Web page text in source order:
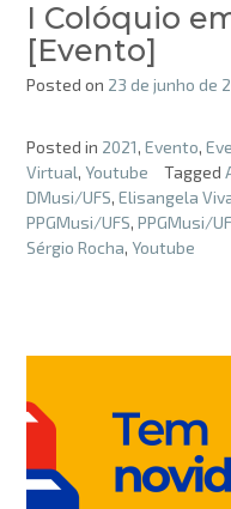
I Colóquio
[Evento]
Posted on 23 de junho de
Posted in 2021, Evento,
Virtual, Youtube Tagged
DMusi/UFS, Elisangela
PPGMusi/UFS, PPGMusi/
Sérgio Rocha, Youtube